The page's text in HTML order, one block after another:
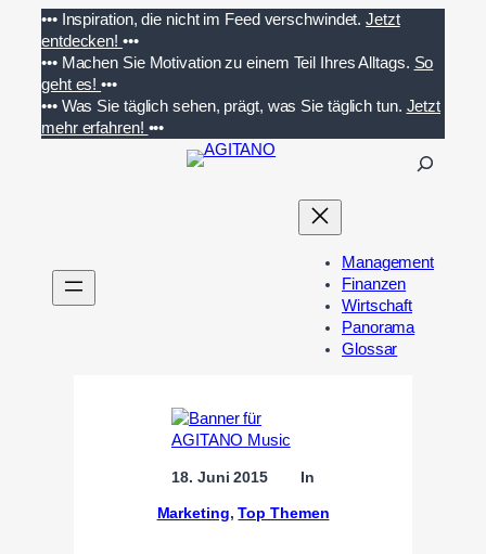
Inhalt
springen
••• Inspiration, die nicht im Feed verschwindet. Jetzt
entdecken! •••
••• Machen Sie Motivation zu einem Teil Ihres Alltags. So
geht es!•••
••• Was Sie täglich sehen, prägt, was Sie täglich tun. Jetzt
mehr erfahren! •••
n
Management
Finanzen
Wirtschaft
Panorama
Glossar
18. Juni 2015 In
Marketing, Top Themen